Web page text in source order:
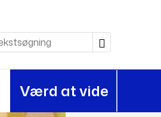
Værd at vide